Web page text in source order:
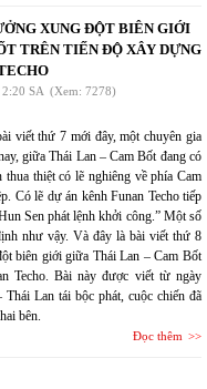
XUNG ĐỘT BIÊN GIỚI
TRÊN TIẾN ĐỘ XÂY DỰNG
2:20 SA (Xem: 7278)
viết thứ 7 mới đây, một chuyên gia
giữa Thái Lan – Cam Bốt đang có
thiệt có lẽ nghiêng về phía Cam
Có lẽ dự án kênh Funan Techo tiếp
Sen phát lệnh khởi công.” Một số
như vậy. Và đây là bài viết thứ 8
biên giới giữa Thái Lan – Cam Bốt
Techo. Bài này được viết từ ngày
Lan tái bộc phát, cuộc chiến đã
bên.
Đọc thêm